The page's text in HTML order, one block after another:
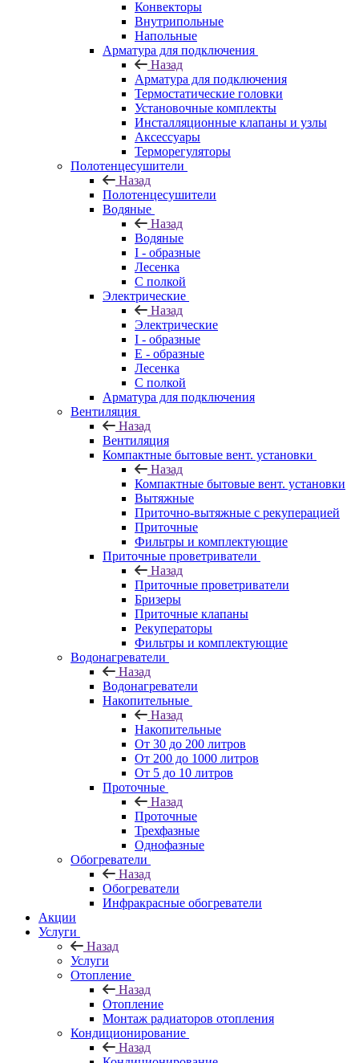
Конвекторы
Внутрипольные
Напольные
Арматура для подключения
Назад
Арматура для подключения
Термостатические головки
Установочные комплекты
Инсталляционные клапаны и узлы
Аксессуары
Терморегуляторы
Полотенцесушители
Назад
Полотенцесушители
Водяные
Назад
Водяные
I - образные
Лесенка
С полкой
Электрические
Назад
Электрические
I - образные
E - образные
Лесенка
С полкой
Арматура для подключения
Вентиляция
Назад
Вентиляция
Компактные бытовые вент. установки
Назад
Компактные бытовые вент. установки
Вытяжные
Приточно-вытяжные с рекуперацией
Приточные
Фильтры и комплектующие
Приточные проветриватели
Назад
Приточные проветриватели
Бризеры
Приточные клапаны
Рекуператоры
Фильтры и комплектующие
Водонагреватели
Назад
Водонагреватели
Накопительные
Назад
Накопительные
От 30 до 200 литров
От 200 до 1000 литров
От 5 до 10 литров
Проточные
Назад
Проточные
Трехфазные
Однофазные
Обогреватели
Назад
Обогреватели
Инфракрасные обогреватели
Акции
Услуги
Назад
Услуги
Отопление
Назад
Отопление
Монтаж радиаторов отопления
Кондиционирование
Назад